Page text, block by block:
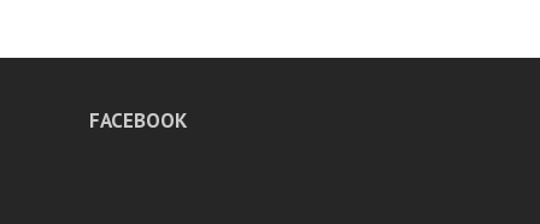
FACEBOOK